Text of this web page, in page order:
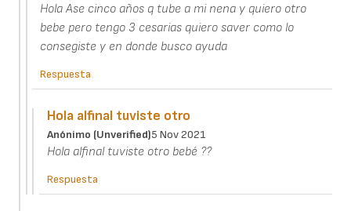
Hola Ase cinco años q tube a mi nena y quiero otro
bebe pero tengo 3 cesarias quiero saver como lo
consegiste y en donde busco ayuda
Respuesta
Hola alfinal tuviste otro
Anónimo (unverified)5 Nov 2021
Hola alfinal tuviste otro bebé ??
Respuesta